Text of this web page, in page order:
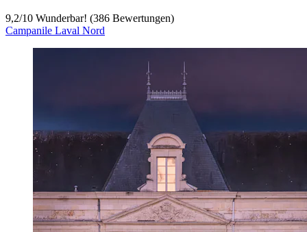
9,2/10 Wunderbar! (386 Bewertungen)
Campanile Laval Nord